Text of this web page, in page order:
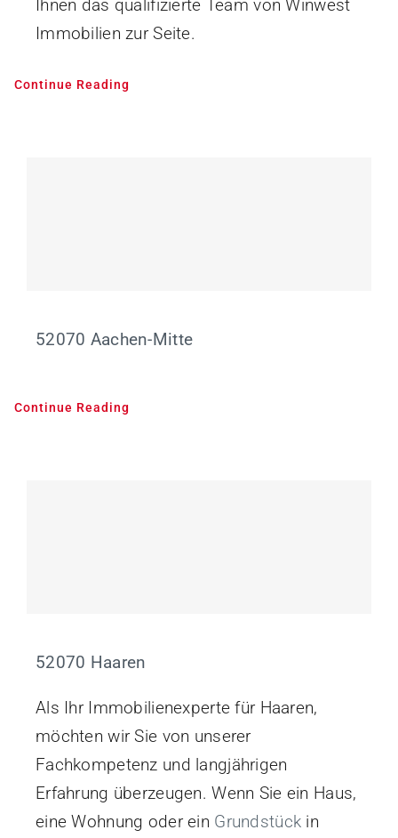
Ihnen das qualifizierte Team von Winwest
Immobilien zur Seite.
Continue Reading
52070 Aachen-Mitte
Continue Reading
52070 Haaren
Als Ihr Immobilienexperte für Haaren,
möchten wir Sie von unserer
Fachkompetenz und langjährigen
Erfahrung überzeugen. Wenn Sie ein Haus,
eine Wohnung oder ein Grundstück in